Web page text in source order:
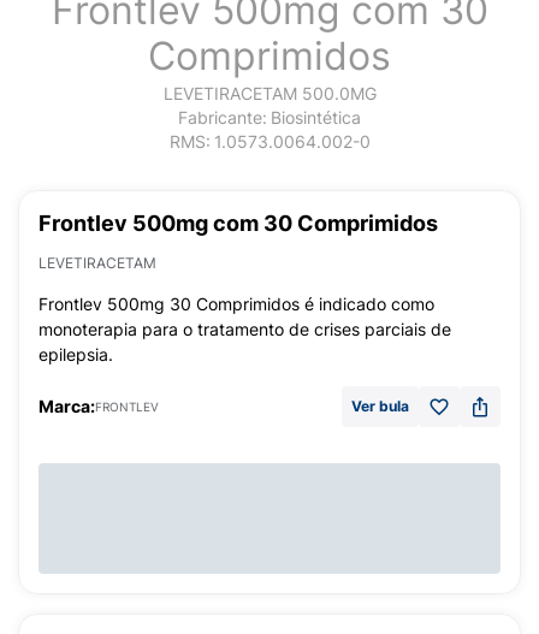
Frontlev 500mg com 30
Comprimidos
LEVETIRACETAM 500.0MG
Fabricante: Biosintética
RMS: 1.0573.0064.002-0
Frontlev 500mg com 30 Comprimidos
LEVETIRACETAM
Frontlev 500mg 30 Comprimidos é indicado como
monoterapia para o tratamento de crises parciais de
epilepsia.
Marca:FRONTLEV Ver bula